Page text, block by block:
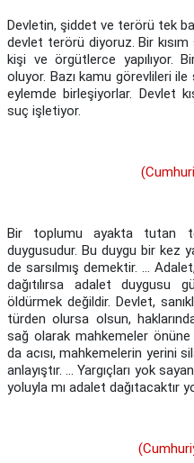
Devletin, şiddet ve terörü tek
devlet terörü diyoruz. Bir kısım
kişi ve örgütlerce yapılıyor.
oluyor. Bazı kamu görevlileri
eylemde birleşiyorlar. Devlet
suç işletiyor.
Bir toplumu ayakta tutan
duygusudur. Bu duygu bir kez
de sarsılmış demektir. ...
dağıtılırsa adalet duygusu
öldürmek değildir. Devlet,
türden olursa olsun,
sağ olarak mahkemeler önüne
da acısı, mahkemelerin yerini
anlayıştır. ... Yargıçları yok
yoluyla mı adalet dağıtacaktır